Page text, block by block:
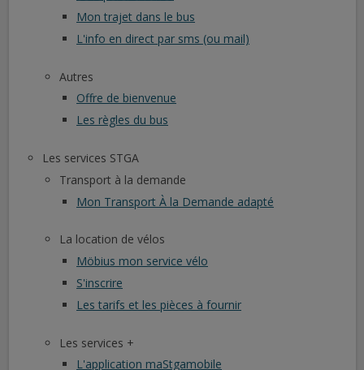
Mon trajet dans le bus
L'info en direct par sms (ou mail)
Autres
Offre de bienvenue
Les règles du bus
Les services STGA
Transport à la demande
Mon Transport À la Demande adapté
La location de vélos
Möbius mon service vélo
S'inscrire
Les tarifs et les pièces à fournir
Les services +
L'application maStgamobile